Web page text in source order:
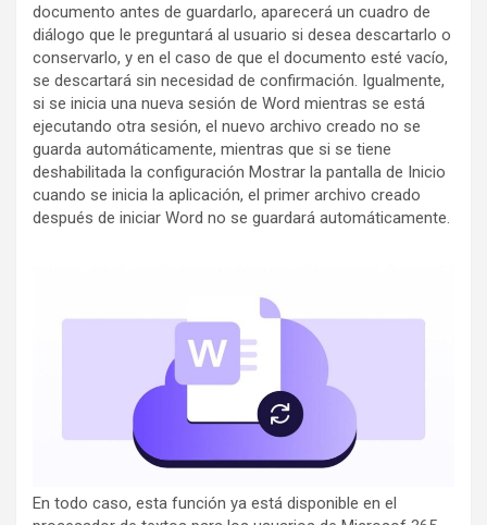
documento antes de guardarlo, aparecerá un cuadro de
diálogo que le preguntará al usuario si desea descartarlo o
conservarlo, y en el caso de que el documento esté vacío,
se descartará sin necesidad de confirmación. Igualmente,
si se inicia una nueva sesión de Word mientras se está
ejecutando otra sesión, el nuevo archivo creado no se
guarda automáticamente, mientras que si se tiene
deshabilitada la configuración Mostrar la pantalla de Inicio
cuando se inicia la aplicación, el primer archivo creado
después de iniciar Word no se guardará automáticamente.
En todo caso, esta función ya está disponible en el